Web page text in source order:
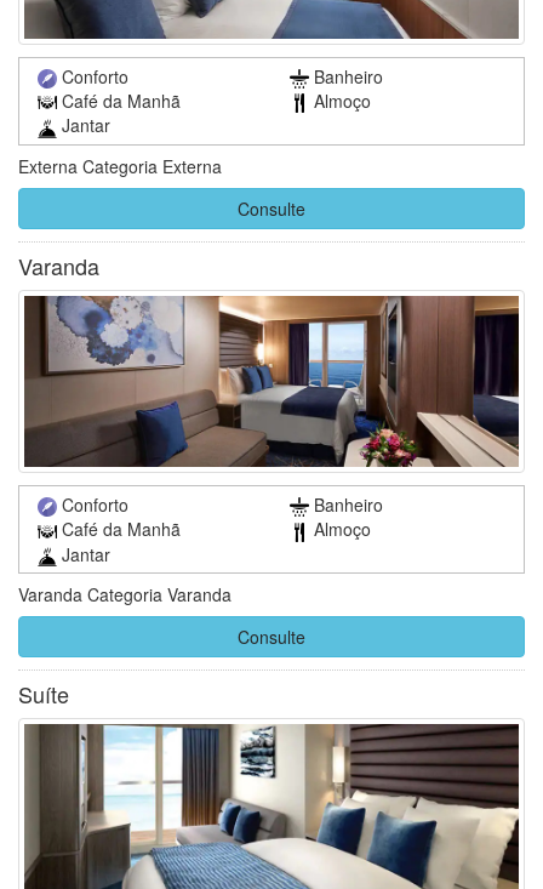
Conforto
Banheiro
Café da Manhã
Almoço
Jantar
Externa Categoria Externa
Consulte
Varanda
Conforto
Banheiro
Café da Manhã
Almoço
Jantar
Varanda Categoria Varanda
Consulte
Suíte